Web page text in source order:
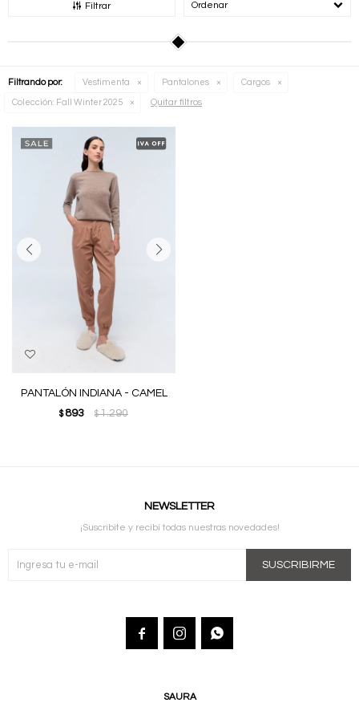
Filtrar Recomendados
Filtrando por: Vestimenta Pantalones Cargos
Colección: Fall Winter 2025 Quitar filtros
PANTALÓN INDIANA - CAMEL
$ 893 $1.290
SAURA
NEWSLETTER
¡Suscribite y recibí todas nuestras novedades!
SUSCRIBIRME
  